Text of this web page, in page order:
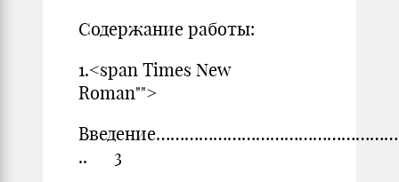
Содержание работы:
1.<span Times New
Roman"">
.. 3